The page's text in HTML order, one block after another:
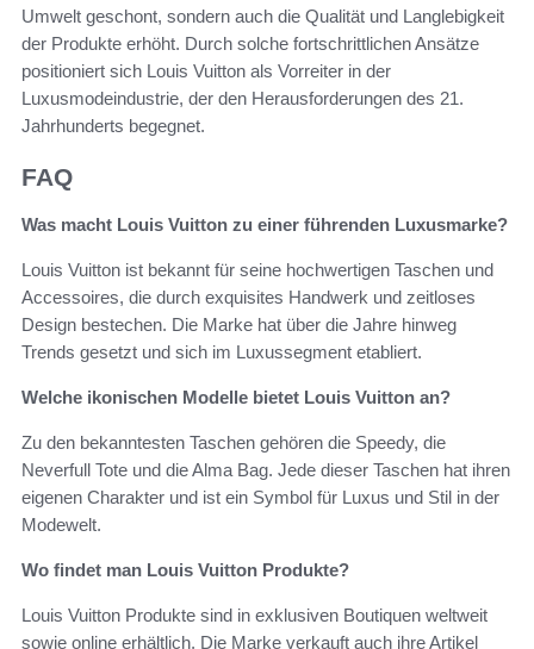
Umwelt geschont, sondern auch die Qualität und Langlebigkeit
der Produkte erhöht. Durch solche fortschrittlichen Ansätze
positioniert sich Louis Vuitton als Vorreiter in der
Luxusmodeindustrie, der den Herausforderungen des 21.
Jahrhunderts begegnet.
FAQ
Was macht Louis Vuitton zu einer führenden Luxusmarke?
Louis Vuitton ist bekannt für seine hochwertigen Taschen und
Accessoires, die durch exquisites Handwerk und zeitloses
Design bestechen. Die Marke hat über die Jahre hinweg
Trends gesetzt und sich im Luxussegment etabliert.
Welche ikonischen Modelle bietet Louis Vuitton an?
Zu den bekanntesten Taschen gehören die Speedy, die
Neverfull Tote und die Alma Bag. Jede dieser Taschen hat ihren
eigenen Charakter und ist ein Symbol für Luxus und Stil in der
Modewelt.
Wo findet man Louis Vuitton Produkte?
Louis Vuitton Produkte sind in exklusiven Boutiquen weltweit
sowie online erhältlich. Die Marke verkauft auch ihre Artikel